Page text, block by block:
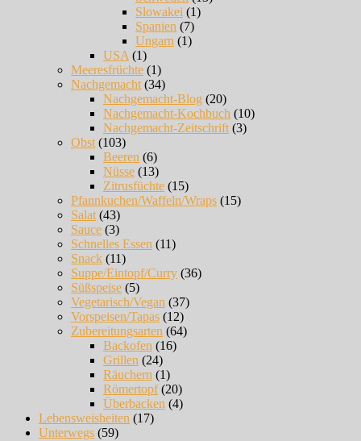
Slowakei (1)
Spanien (7)
Ungarn (1)
USA(1)
Meeresfrüchte (1)
Nachgemacht(34)
Nachgemacht-Blog (20)
Nachgemacht-Kochbuch (10)
Nachgemacht-Zeitschrift(3)
Obst(103)
Beeren (6)
Nüsse (13)
Zitrusfüchte (15)
Pfannkuchen/Waffeln/Wraps (15)
Salat(43)
Sauce (3)
Schnelles Essen (11)
Snack (11)
Suppe/Eintopf/Curry (36)
Süßspeise (5)
Vegetarisch/Vegan (37)
Vorspeisen/Tapas (12)
Zubereitungsarten (64)
Backofen (16)
Grillen (24)
Räuchern (1)
Römertopf(20)
Überbacken (4)
Lebensweisheiten (17)
Unterwegs (59)